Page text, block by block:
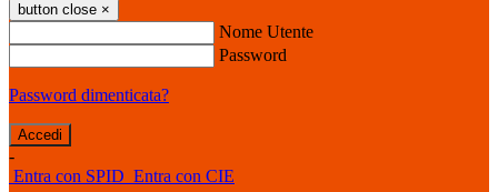
button close ×
Nome Utente
Password
Password dimenticata?
-
Entra con SPID Entra con CIE